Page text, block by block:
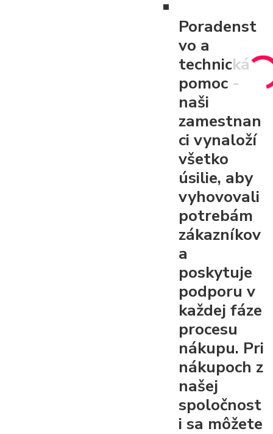
Poradenst
vo a
technická
pomoc -
naši
zamestnan
ci vynaloží
všetko
úsilie, aby
vyhovovali
potrebám
zákazníkov
a
poskytuje
podporu v
každej fáze
procesu
nákupu. Pri
nákupoch z
našej
spoločnost
i sa môžete